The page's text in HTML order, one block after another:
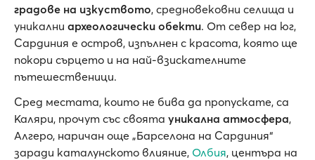
градове на изкуството, средновековни селища и
уникални археологически обекти. От север на юг,
Сардиния е остров, изпълнен с красота, която ще
покори сърцето и на най-взискателните
пътешественици.
Сред местата, които не бива да пропускате, са
Каляри, прочут със своята уникална атмосфера,
Алгеро, наричан още „Барселона на Сардиния“
заради каталунското влияние, Олбия, центъра на